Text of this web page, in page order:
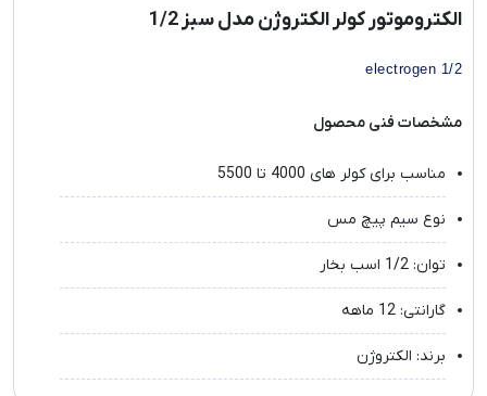
الکتروموتور کولر الکتروژن مدل سبز 1/2
electrogen 1/2
مشخصات فنی محصول
مناسب برای کولر های 4000 تا 5500
نوع سیم پیچ مس
توان: 1/2 اسب بخار
گارانتی: 12 ماهه
برند: الکتروژن